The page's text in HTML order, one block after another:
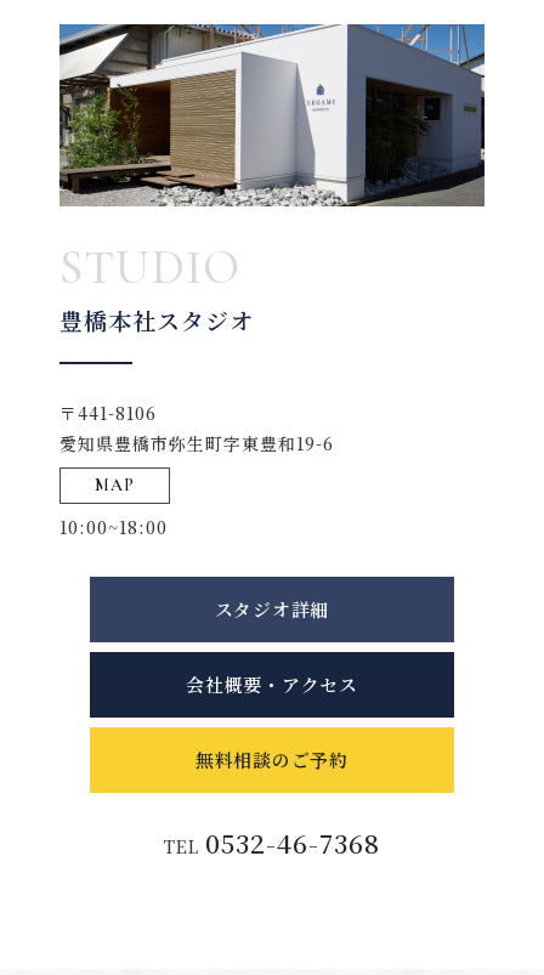
STUDIO
豊橋本社スタジオ
〒441-8106
愛知県豊橋市弥生町字東豊和19-6
MAP
10:00~18:00
スタジオ詳細
会社概要・アクセス
無料相談のご予約
TEL 0532-46-7368